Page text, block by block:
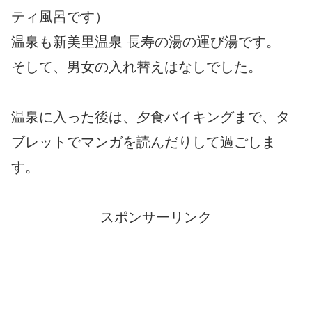
ティ風呂です）
温泉も新美里温泉 長寿の湯の運び湯です。
そして、男女の入れ替えはなしでした。
温泉に入った後は、夕食バイキングまで、タ
ブレットでマンガを読んだりして過ごしま
す。
スポンサーリンク